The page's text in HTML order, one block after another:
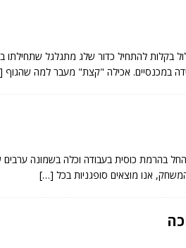
בקלות להתחיל כדור שלג מתגלגל שתחילתו
במכנסיים. אכילה "קצת" מעבר למה שהגוף
בהרמת כוסית בעבודה וכלה בשמונה
אנו מוצאים סופגניות בכל […]